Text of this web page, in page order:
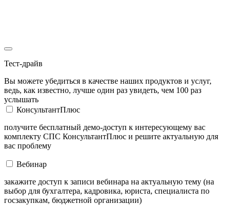
Тест-драйв
Вы можете убедиться в качестве наших продуктов и услуг,
ведь, как известно, лучше один раз увидеть, чем 100 раз
услышать
КонсультантПлюс
получите бесплатный демо-доступ к интересующему вас
комплекту СПС КонсультантПлюс и решите актуальную для
вас проблему
Вебинар
закажите доступ к записи вебинара на актуальную тему (на
выбор для бухгалтера, кадровика, юриста, специалиста по
госзакупкам, бюджетной организации)